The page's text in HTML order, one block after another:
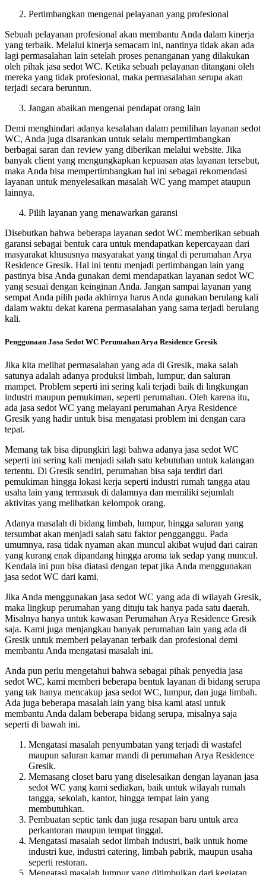
Pertimbangkan mengenai pelayanan yang profesional
Sebuah pelayanan profesional akan membantu Anda dalam kinerja
yang terbaik. Melalui kinerja semacam ini, nantinya tidak akan ada
lagi permasalahan lain setelah proses penanganan yang dilakukan
oleh pihak jasa sedot WC. Ketika sebuah pelayanan ditangani oleh
mereka yang tidak profesional, maka permasalahan serupa akan
terjadi secara beruntun.
Jangan abaikan mengenai pendapat orang lain
Demi menghindari adanya kesalahan dalam pemilihan layanan sedot
WC, Anda juga disarankan untuk selalu mempertimbangkan
berbagai saran dan review yang diberikan melalui website. Jika
banyak client yang mengungkapkan kepuasan atas layanan tersebut,
maka Anda bisa mempertimbangkan hal ini sebagai rekomendasi
layanan untuk menyelesaikan masalah WC yang mampet ataupun
lainnya.
Pilih layanan yang menawarkan garansi
Disebutkan bahwa beberapa layanan sedot WC memberikan sebuah
garansi sebagai bentuk cara untuk mendapatkan kepercayaan dari
masyarakat khususnya masyarakat yang tingal di perumahan Arya
Residence Gresik. Hal ini tentu menjadi pertimbangan lain yang
pastinya bisa Anda gunakan demi mendapatkan layanan sedot WC
yang sesuai dengan keinginan Anda. Jangan sampai layanan yang
sempat Anda pilih pada akhirnya harus Anda gunakan berulang kali
dalam waktu dekat karena permasalahan yang sama terjadi berulang
kali.
Penggunaan Jasa Sedot WC Perumahan Arya Residence Gresik
Jika kita melihat permasalahan yang ada di Gresik, maka salah
satunya adalah adanya produksi limbah, lumpur, dan saluran
mampet. Problem seperti ini sering kali terjadi baik di lingkungan
industri maupun pemukiman, seperti perumahan. Oleh karena itu,
ada jasa sedot WC yang melayani perumahan Arya Residence
Gresik yang hadir untuk bisa mengatasi problem ini dengan cara
tepat.
Memang tak bisa dipungkiri lagi bahwa adanya jasa sedot WC
seperti ini sering kali menjadi salah satu kebutuhan untuk kalangan
tertentu. Di Gresik sendiri, perumahan bisa saja terdiri dari
pemukiman hingga lokasi kerja seperti industri rumah tangga atau
usaha lain yang termasuk di dalamnya dan memiliki sejumlah
aktivitas yang melibatkan kelompok orang.
Adanya masalah di bidang limbah, lumpur, hingga saluran yang
tersumbat akan menjadi salah satu faktor pengganggu. Pada
umumnya, rasa tidak nyaman akan muncul akibat wujud dari cairan
yang kurang enak dipandang hingga aroma tak sedap yang muncul.
Kendala ini pun bisa diatasi dengan tepat jika Anda menggunakan
jasa sedot WC dari kami.
Jika Anda menggunakan jasa sedot WC yang ada di wilayah Gresik,
maka lingkup perumahan yang dituju tak hanya pada satu daerah.
Misalnya hanya untuk kawasan Perumahan Arya Residence Gresik
saja. Kami juga menjangkau banyak perumahan lain yang ada di
Gresik untuk memberi pelayanan terbaik dan profesional demi
membantu Anda mengatasi masalah ini.
Anda pun perlu mengetahui bahwa sebagai pihak penyedia jasa
sedot WC, kami memberi beberapa bentuk layanan di bidang serupa
yang tak hanya mencakup jasa sedot WC, lumpur, dan juga limbah.
Ada juga beberapa masalah lain yang bisa kami atasi untuk
membantu Anda dalam beberapa bidang serupa, misalnya saja
seperti di bawah ini.
Mengatasi masalah penyumbatan yang terjadi di wastafel
maupun saluran kamar mandi di perumahan Arya Residence
Gresik.
Memasang closet baru yang diselesaikan dengan layanan jasa
sedot WC yang kami sediakan, baik untuk wilayah rumah
tangga, sekolah, kantor, hingga tempat lain yang
membutuhkan.
Pembuatan septic tank dan juga resapan baru untuk area
perkantoran maupun tempat tinggal.
Mengatasi masalah sedot limbah industri, baik untuk home
industri kue, industri catering, limbah pabrik, maupun usaha
seperti restoran.